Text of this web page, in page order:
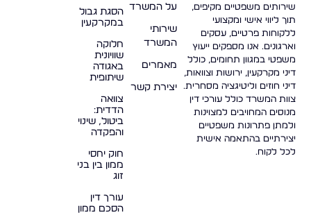
שירותים משפטיים מקיפים,
תוך ליווי אישי ומקצועי
ללקוחות פרטיים, עסקים
וארגונים. אנו מספקים ייעוץ
משפטי במגוון תחומים, כולל
דיני מקרקעין, ירושות וצוואות,
דיני חוזים וליטיגציה מסחרית.
צוות המשרד כולל עורכי דין
מנוסים המחויבים למצוינות
ולמתן פתרונות משפטיים
יצירתיים בהתאמה אישית
לכל לקוח.
על המשרד
שירותי
המשרד
מאמרים
יצירת קשר
הסגת גבול
במקרקעין
חלוקה
שוויונית
באגודה
שיתופית
צוואה
הדדית:
ביטול, שינוי
והפקדה
חוק יחסי
ממון בין בני
זוג
עורך דין
הסכם ממון